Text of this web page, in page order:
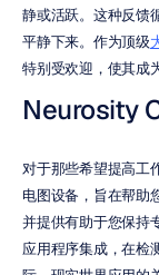
静或活跃。这种反馈
平静下来。作为顶级
特别受欢迎，使其成
Neurosity
对于那些希望提高工
电图设备，旨在帮助
并提供有助于您保持
应用程序集成，在检